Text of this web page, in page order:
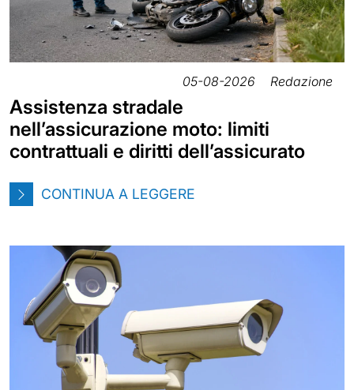
05-08-2026 Redazione
Assistenza stradale
nell’assicurazione moto: limiti
contrattuali e diritti dell’assicurato
CONTINUA A LEGGERE